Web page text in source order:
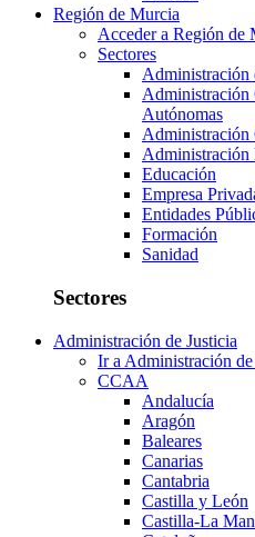
Región de Murcia
Acceder a Región de
Sectores
Administración
Administración
Autónomas
Administración
Administración
Educación
Empresa
Entidades
Formación
Sanidad
Sectores
Administración de Justicia
Ir a Administración de
CCAA
Andalucía
Aragón
Baleares
Canarias
Cantabria
Castilla y León
Castilla-La